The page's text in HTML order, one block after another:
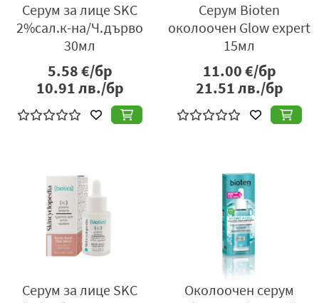
Серум за лице SKC
2%сал.к-на/Ч.дърво
30мл
5.58€/бр
10.91лв./бр
Серум Bioten
околоочен Glow expert
15мл
11.00€/бр
21.51лв./бр
Серум за лице SKC
Околоочен серум